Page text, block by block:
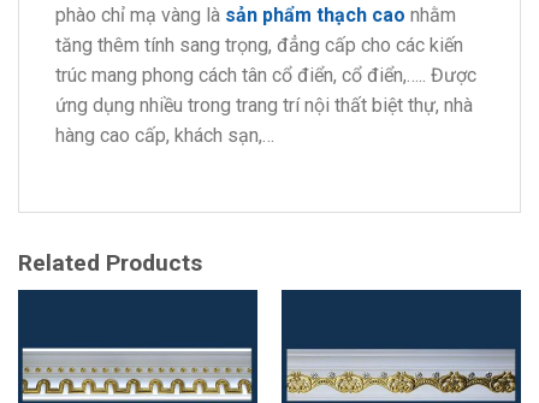
phào chỉ mạ vàng là sản phẩm thạch cao nhằm
tăng thêm tính sang trọng, đẳng cấp cho các kiến
trúc mang phong cách tân cổ điển, cổ điển,….. Được
ứng dụng nhiều trong trang trí nội thất biệt thự, nhà
hàng cao cấp, khách sạn,…
Related Products